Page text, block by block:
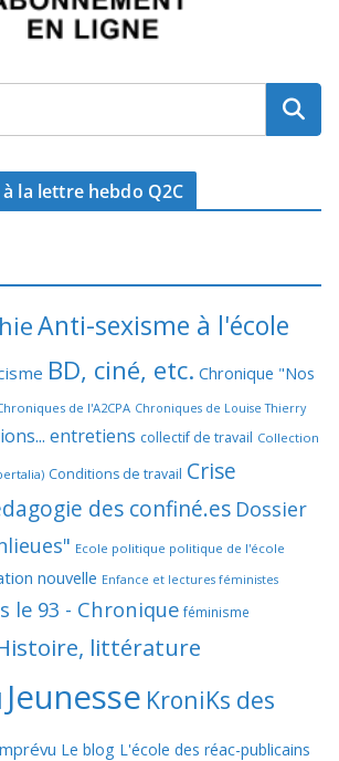
la lettre hebdo Q2C
Anti-sexisme à l'école
BD, ciné, etc. Chronique "Nos
de l'A2CPA Chroniques de Louise Thierry
entretiens collectif de travail Collection
Conditions de travail Crise
des confiné.es Dossier
Ecole politique politique de l'école
nouvelle Enfance et lectures féministes
le 93 - Chronique féminisme
littérature
Jeunesse KroniKs des
Le blog L'école des réac-publicains